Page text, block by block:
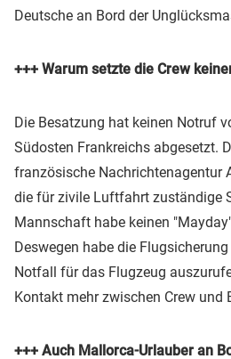
Deutsche an Bord der
+++ Warum setzte die Crew
Die Besatzung hat keinen Notruf
Südosten Frankreichs abgesetzt.
französische Nachrichtenagentur
die für zivile Luftfahrt zuständige
Mannschaft habe keinen
Deswegen habe die
Notfall für das Flugzeug
Kontakt mehr zwischen Crew und
+++ Auch Mallorca-Urlauber an